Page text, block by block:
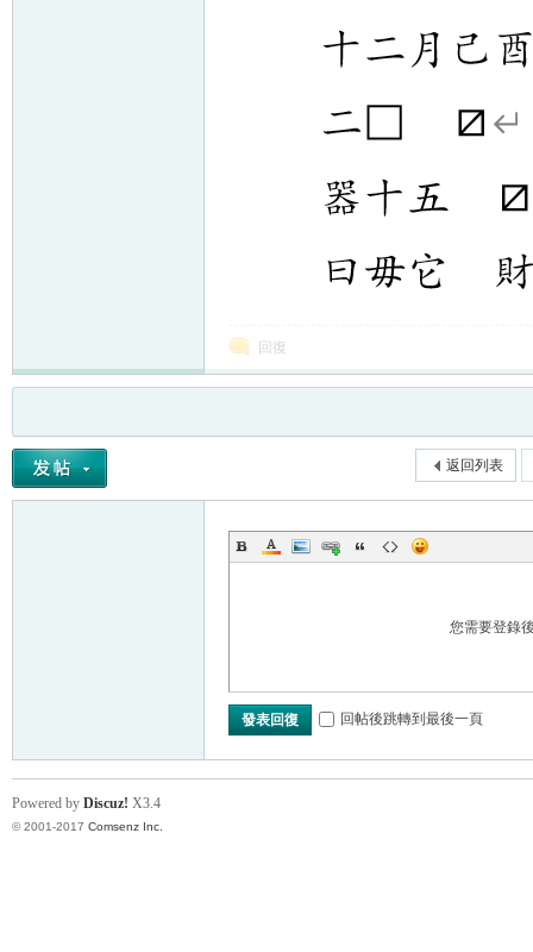
回復
返回列表
您需要登錄
發表回復 回帖後跳轉到最後一頁
Powered by Discuz! X3.4
© 2001-2017 Comsenz Inc.